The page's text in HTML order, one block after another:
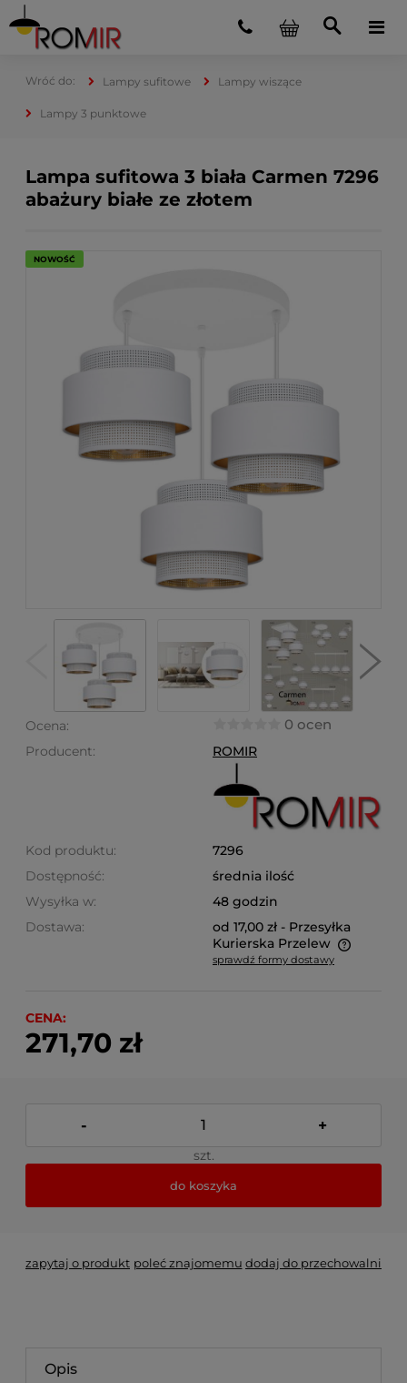
Lampy sufitowe Lampy wiszące
Lampy 3 punktowe
Lampa sufitowa 3 biała Carmen 7296
abażury białe ze złotem
NOWOŚĆ
Ocena: 0 ocen
Producent: ROMIR
Kod produktu:
7296
Dostępność:
średnia ilość
Wysyłka w:
48 godzin
Dostawa:
od 17,00 zł - Przesyłka
Kurierska Przelew
Cena nie zawiera ewentualnych kosztów płatności
sprawdź formy dostawy
CENA:
271,70 zł
- +
szt.
do koszyka
zapytaj o produkt poleć znajomemu dodaj do przechowalni
Opis